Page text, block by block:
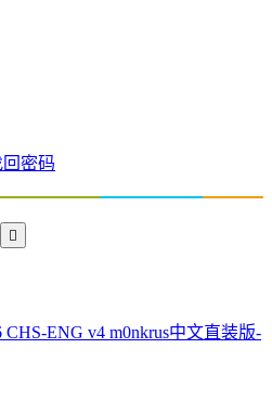
密码
